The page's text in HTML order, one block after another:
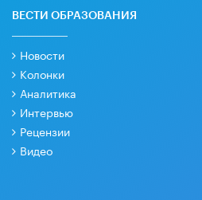
ВЕСТИ ОБРАЗОВАНИЯ
Новости
Колонки
Аналитика
Интервью
Рецензии
Видео